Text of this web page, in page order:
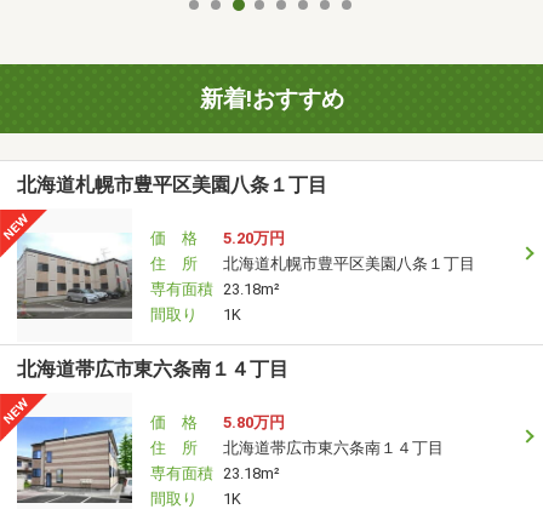
新着!おすすめ
北海道札幌市豊平区美園八条１丁目
価 格
5.20万円
住 所
北海道札幌市豊平区美園八条１丁目
専有面積 23.18m²
間取り
1K
北海道帯広市東六条南１４丁目
価 格
5.80万円
住 所
北海道帯広市東六条南１４丁目
専有面積 23.18m²
間取り
1K